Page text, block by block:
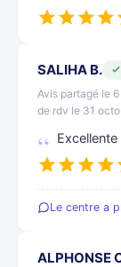
SALIHA B.
Avis partagé le
de rdv le 31
Le centre a
ALPHONSE